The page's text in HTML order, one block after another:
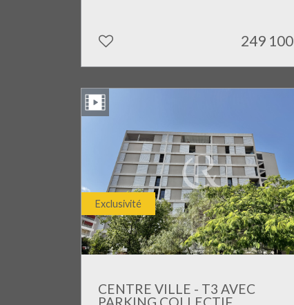
249 100
Exclusivité
CENTRE VILLE - T3 AVEC